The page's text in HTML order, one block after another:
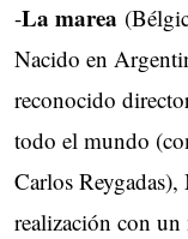
-La marea
Nacido en
reconocido
todo el mundo
Carlos
realización con